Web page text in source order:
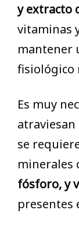
y extracto
vitaminas
mantener
fisiológico
Es muy
atraviesan
se
minerales
fósforo, y
presentes